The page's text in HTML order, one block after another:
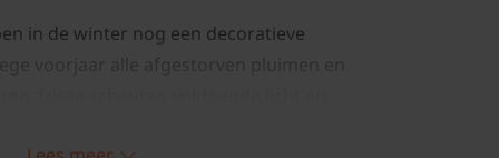
in de winter nog een decoratieve
voorjaar alle afgestorven pluimen en